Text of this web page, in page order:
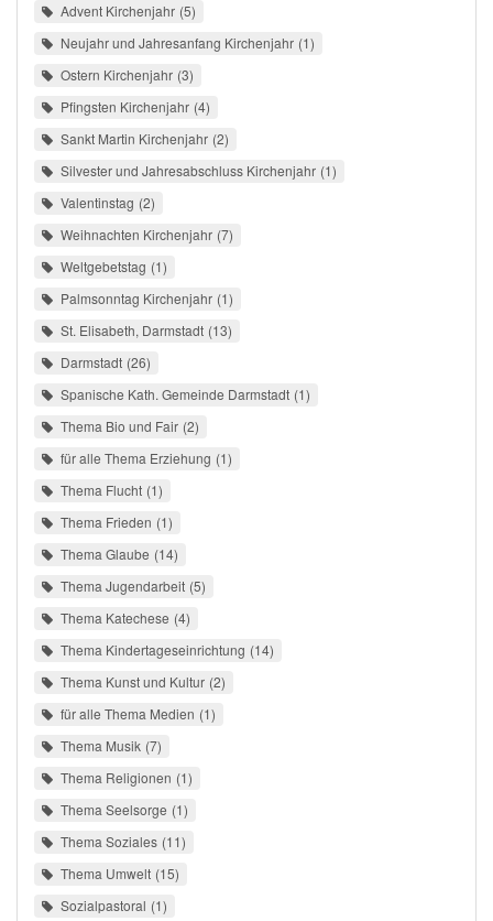
Advent Kirchenjahr 5
Neujahr und Jahresanfang Kirchenjahr 1
Ostern Kirchenjahr 3
Pfingsten Kirchenjahr 4
Sankt Martin Kirchenjahr 2
Silvester und Jahresabschluss Kirchenjahr 1
Valentinstag 2
Weihnachten Kirchenjahr 7
Weltgebetstag 1
Palmsonntag Kirchenjahr 1
St. Elisabeth, Darmstadt 13
Darmstadt 26
Spanische Kath. Gemeinde Darmstadt 1
Thema Bio und Fair 2
für alle Thema Erziehung 1
Thema Flucht 1
Thema Frieden 1
Thema Glaube 14
Thema Jugendarbeit 5
Thema Katechese 4
Thema Kindertageseinrichtung 14
Thema Kunst und Kultur 2
für alle Thema Medien 1
Thema Musik 7
Thema Religionen 1
Thema Seelsorge 1
Thema Soziales 11
Thema Umwelt 15
Sozialpastoral 1